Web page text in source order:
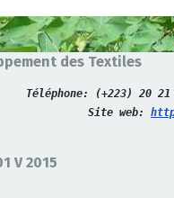
des Textiles
Téléphone: (+223) 20
Site web:
V 2015